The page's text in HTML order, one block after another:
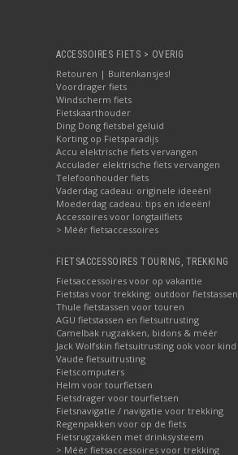
ACCESSOIRES FIETS > OVERIG
Retouren | Buitenkansjes!
Voordrager fiets
Windscherm fiets
Fietskaarthouder
Ding Dong fietsbel geluid
Korting op Fietsparadijs
Accu elektrische fiets vervangen
Acculader elektrische fiets vervangen
Telefoonhouder fiets
Vaderdag cadeau: originele ideeën!
Moederdag cadeau: tips en ideeën!
Accessoires voor longtailfiets
> Méér fietsaccessoires
FIETSACCESSOIRES TOURING, TREKKING
Fietsaccessoires voor op vakantie
Fietstas voor trekking: outdoor fietstassen
Thule fietstassen voor touren
AGU fietstassen en fietsuitrusting
Camelbak rugzakken, bidons & méér
Jack Wolfskin fietsuitrusting ook voor kind
Vaude fietsuitrusting
Fietscomputers
Helm voor tourfietsen
Fietsdrager voor tourfietsen
Fietsnavigatie / navigatie voor trekking
Regenpakken voor op de fiets
Fietsrugzakken met drinksysteem
> Méér fietsaccessoires voor trekking